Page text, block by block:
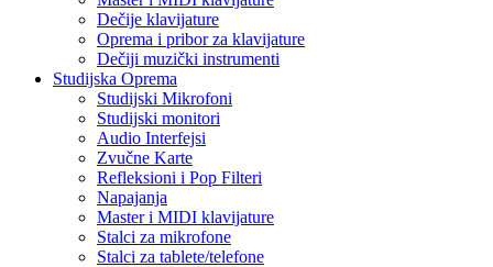
Dečije klavijature
Oprema i pribor za klavijature
Dečiji muzički instrumenti
Studijska Oprema
Studijski Mikrofoni
Studijski monitori
Audio Interfejsi
Zvučne Karte
Refleksioni i Pop Filteri
Napajanja
Master i MIDI klavijature
Stalci za mikrofone
Stalci za tablete/telefone